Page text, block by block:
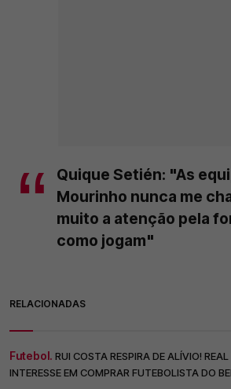
Quique Setién: "As
Mourinho nunca me
muito a atenção pela
como jogam"
RELACIONADAS
Futebol. RUI COSTA RESPIRA DE ALÍVIO!
INTERESSE EM COMPRAR FUTEBOLISTA DO